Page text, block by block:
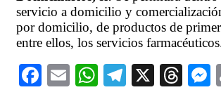
servicio a domicilio y
por domicilio, de productos de
entre ellos, los servicios
Facebook
EmailWhatsApp
X